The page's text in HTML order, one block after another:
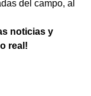
del campo, al
noticias y
real!